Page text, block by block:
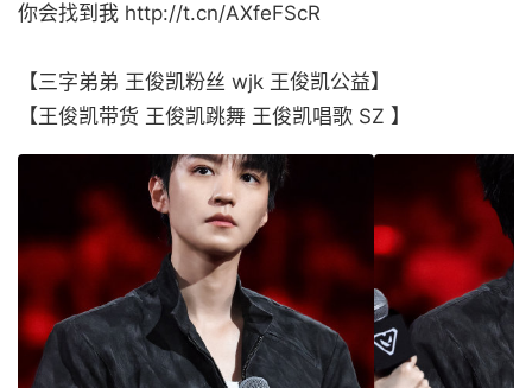
你会找到我 http://t.cn/AXfeFScR
【三字弟弟 王俊凯粉丝 wjk 王俊凯公益】
【王俊凯带货 王俊凯跳舞 王俊凯唱歌 SZ 】